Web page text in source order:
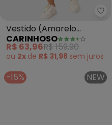
Vestido (Amarelo
Mostarda) Curto com
Transpasse
CARINHOSO
R$ 63,96R$ 159,90
ou 2x de R$ 31,98 sem juros
-15% NEW